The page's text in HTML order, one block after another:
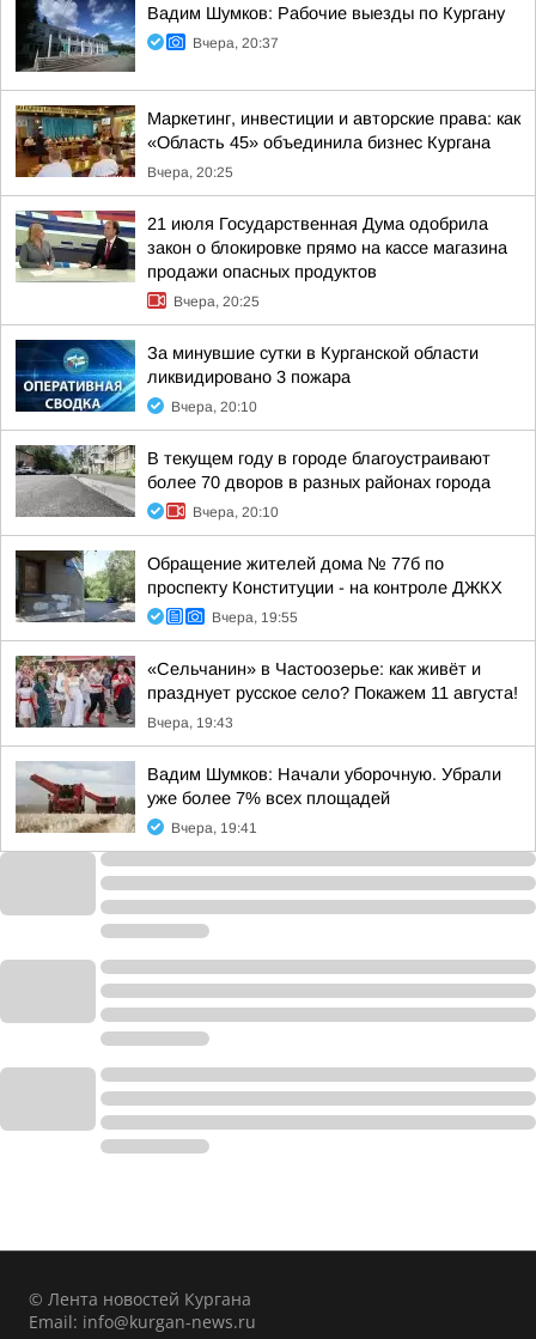
Вадим Шумков: Рабочие выезды по Кургану
Вчера, 20:37
Маркетинг, инвестиции и авторские права: как
«Область 45» объединила бизнес Кургана
Вчера, 20:25
21 июля Государственная Дума одобрила
закон о блокировке прямо на кассе магазина
продажи опасных продуктов
Вчера, 20:25
За минувшие сутки в Курганской области
ликвидировано 3 пожара
Вчера, 20:10
В текущем году в городе благоустраивают
более 70 дворов в разных районах города
Вчера, 20:10
Обращение жителей дома № 77б по
проспекту Конституции - на контроле ДЖКХ
Вчера, 19:55
«Сельчанин» в Частоозерье: как живёт и
празднует русское село? Покажем 11 августа!
Вчера, 19:43
Вадим Шумков: Начали уборочную. Убрали
уже более 7% всех площадей
Вчера, 19:41
© Лента новостей Кургана
Email: info@kurgan-news.ru